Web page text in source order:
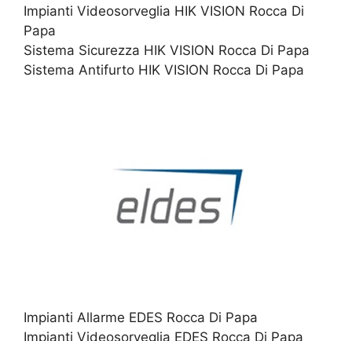
Impianti Videosorveglia HIK VISION Rocca Di
Papa
Sistema Sicurezza HIK VISION Rocca Di Papa
Sistema Antifurto HIK VISION Rocca Di Papa
Impianti Allarme EDES Rocca Di Papa
Impianti Videosorveglia EDES Rocca Di Papa